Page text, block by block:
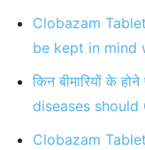
Clobazam
be kept in mind
किन बीमारियों के
diseases
Clobazam